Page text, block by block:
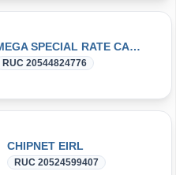
MEGA SPECIAL RATE CARGO SAC
RUC 20544824776
CHIPNET EIRL
RUC 20524599407